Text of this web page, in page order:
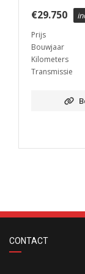
€29.750
Prijs
Bouwjaar
Kilometers
Transmissie
CONTACT